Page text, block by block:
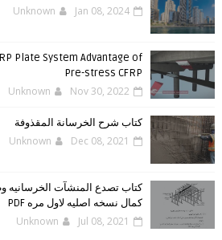
Unknown Jan 08, 2024
Plate System Advantage of
Pre-stress CFRP
Unknown Nov 30, 2022
كتاب شرح الخرسانة المقذوفة
Unknown Dec 08, 2021
كتاب تصدع المنشآت الخرسانيه
كمال نسخه اصليه لاول مره PDF
Unknown Jul 08, 2021